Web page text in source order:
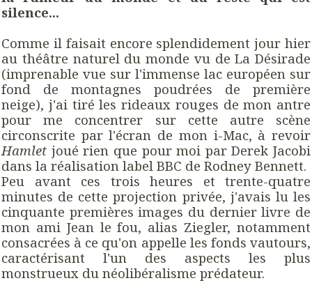
silence...
Comme il faisait encore splendidement jour hier
au théâtre naturel du monde vu de La Désirade
(imprenable vue sur l'immense lac européen sur
fond de montagnes poudrées de première
neige), j'ai tiré les rideaux rouges de mon antre
pour me concentrer sur cette autre scène
circonscrite par l'écran de mon i-Mac, à revoir
Hamlet joué rien que pour moi par Derek Jacobi
dans la réalisation label BBC de Rodney Bennett.
Peu avant ces trois heures et trente-quatre
minutes de cette projection privée, j'avais lu les
cinquante premières images du dernier livre de
mon ami Jean le fou, alias Ziegler, notamment
consacrées à ce qu'on appelle les fonds vautours,
caractérisant l'un des aspects les plus
monstrueux du néolibéralisme prédateur.